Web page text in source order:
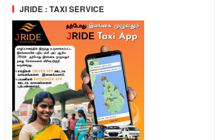
JRIDE : TAXI SERVICE